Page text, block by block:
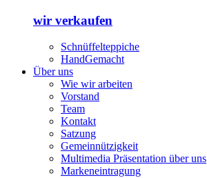
wir verkaufen
Schnüffelteppiche
HandGemacht
Über uns
Wie wir arbeiten
Vorstand
Team
Kontakt
Satzung
Gemeinnützigkeit
Multimedia Präsentation über uns
Markeneintragung